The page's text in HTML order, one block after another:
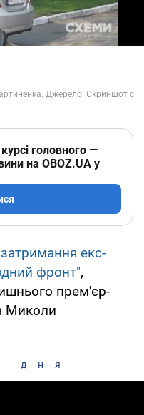
головного —
на OBOZ.UA у
затримання екс-
фронт",
прем'єр-
Миколи
дня